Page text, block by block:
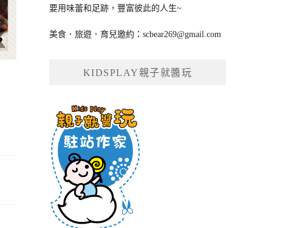
要用味蕾和足跡，豐富彼此的人生~
美食．旅遊．育兒邀約：scbear269@gmail.com
KIDSPLAY親子就醬玩